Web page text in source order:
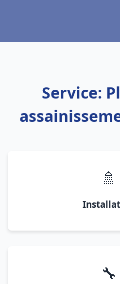
Service:
🚿
🔧